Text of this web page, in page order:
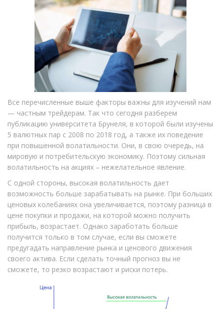
Все перечисленные выше факторы важны для изучений нам
— частным трейдерам. Так что сегодня разберем
публикацию университета Брунеля, в которой были изучены
5 валютных пар с 2008 по 2018 год, а также их поведение
при повышенной волатильности. Они, в свою очередь, на
мировую и потребительскую экономику. Поэтому сильная
волатильность на акциях – нежелательное явление.
С одной стороны, высокая волатильность дает
возможность больше зарабатывать на рынке. При больших
ценовых колебаниях она увеличивается, поэтому разница в
цене покупки и продажи, на которой можно получить
прибыль, возрастает. Однако заработать больше
получится только в том случае, если вы сможете
предугадать направление рынка и ценового движения
своего актива. Если сделать точный прогноз вы не
сможете, то резко возрастают и риски потерь.